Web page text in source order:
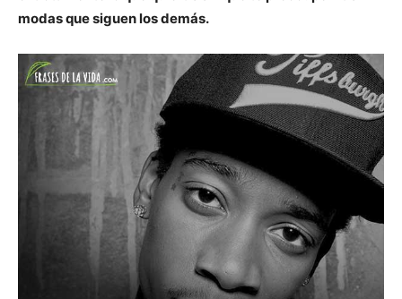
modas que siguen los demás.